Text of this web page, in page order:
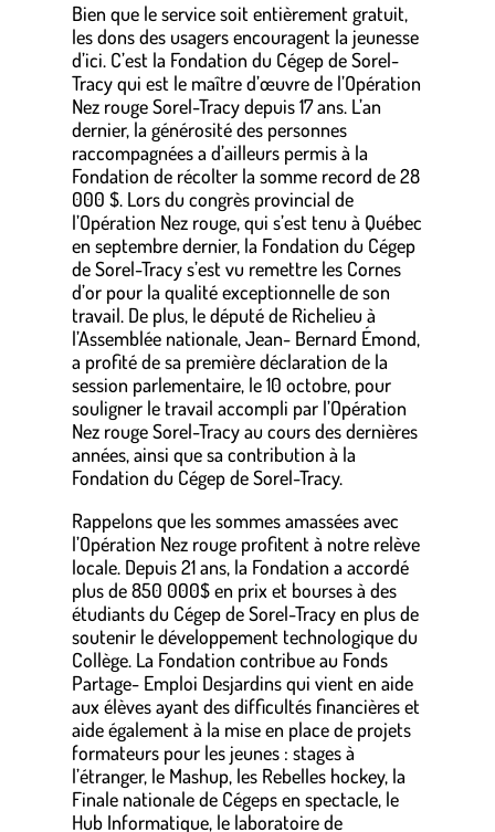
Bien que le service soit entièrement gratuit,
les dons des usagers encouragent la jeunesse
d’ici. C’est la Fondation du Cégep de Sorel-
Tracy qui est le maître d’œuvre de l’Opération
Nez rouge Sorel-Tracy depuis 17 ans. L’an
dernier, la générosité des personnes
raccompagnées a d’ailleurs permis à la
Fondation de récolter la somme record de 28
000 $. Lors du congrès provincial de
l’Opération Nez rouge, qui s’est tenu à Québec
en septembre dernier, la Fondation du Cégep
de Sorel-Tracy s’est vu remettre les Cornes
d’or pour la qualité exceptionnelle de son
travail. De plus, le député de Richelieu à
l’Assemblée nationale, Jean- Bernard Émond,
a profité de sa première déclaration de la
session parlementaire, le 10 octobre, pour
souligner le travail accompli par l’Opération
Nez rouge Sorel-Tracy au cours des dernières
années, ainsi que sa contribution à la
Fondation du Cégep de Sorel-Tracy.
Rappelons que les sommes amassées avec
l’Opération Nez rouge profitent à notre relève
locale. Depuis 21 ans, la Fondation a accordé
plus de 850 000$ en prix et bourses à des
étudiants du Cégep de Sorel-Tracy en plus de
soutenir le développement technologique du
Collège. La Fondation contribue au Fonds
Partage- Emploi Desjardins qui vient en aide
aux élèves ayant des difficultés financières et
aide également à la mise en place de projets
formateurs pour les jeunes : stages à
l’étranger, le Mashup, les Rebelles hockey, la
Finale nationale de Cégeps en spectacle, le
Hub Informatique, le laboratoire de